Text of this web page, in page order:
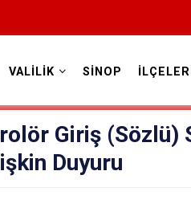
VALİLİK SİNOP
Giriş (Sözlü)
Duyuru